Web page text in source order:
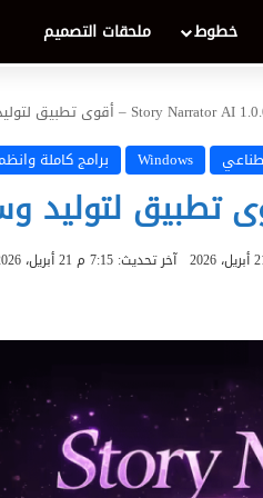
خطوط ملحقات التصميم
Windows برامج كاملة
آخر تحديث: 7:15 م 21 أبريل، 2026